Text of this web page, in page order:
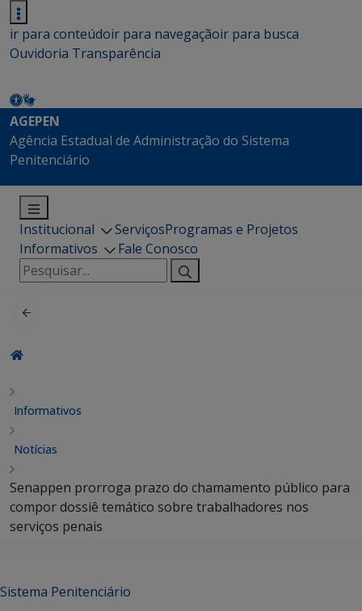
ir para conteúdoir para navegaçãoir para busca
Ouvidoria Transparência
AGEPEN
Agência Estadual de Administração do Sistema
Penitenciário
Institucional ServiçosProgramas e Projetos
Informativos
Fale Conosco
Pesquisar
por:
Informativos
Notícias
Senappen prorroga prazo do chamamento público para
compor dossiê temático sobre trabalhadores nos
serviços penais
Sistema Penitenciário